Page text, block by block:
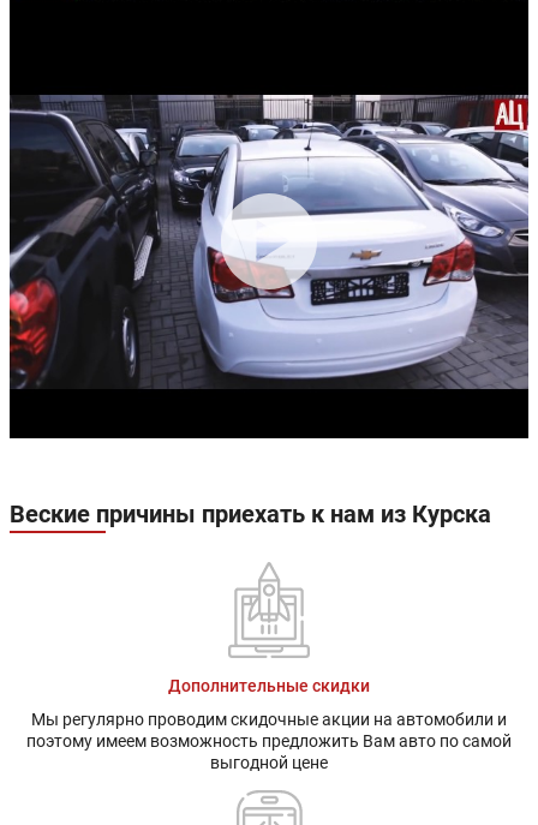
Веские причины приехать к нам из Курска
Дополнительные скидки
Мы регулярно проводим скидочные акции на автомобили и
поэтому имеем возможность предложить Вам авто по самой
выгодной цене